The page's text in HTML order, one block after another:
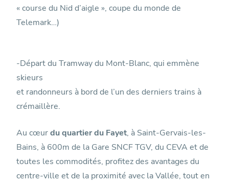
« course du Nid d’aigle », coupe du monde de
Telemark…)
-Départ du Tramway du Mont-Blanc, qui emmène
skieurs
et randonneurs à bord de l’un des derniers trains à
crémaillère.
Au cœurdu quartier du Fayet, à Saint-Gervais-les-
Bains, à 600m de la Gare SNCF TGV, du CEVA et de
toutes les commodités, profitez des avantages du
centre-ville et de la proximité avec la Vallée, tout en